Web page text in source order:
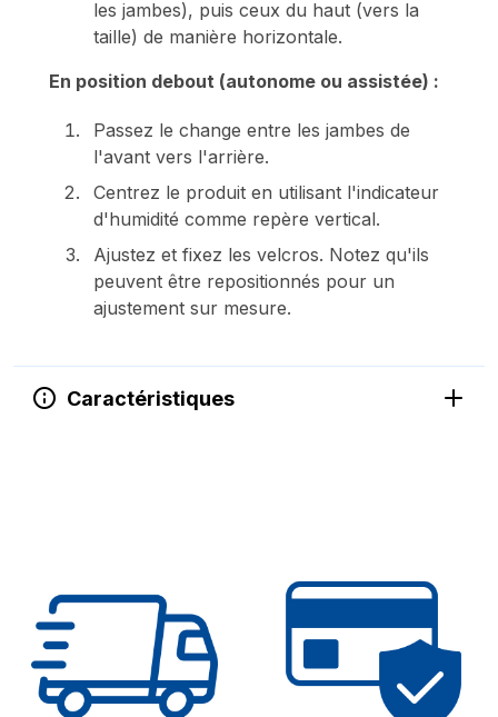
les jambes), puis ceux du haut (vers la
taille) de manière horizontale.
En position debout (autonome ou assistée) :
Passez le change entre les jambes de
l'avant vers l'arrière.
Centrez le produit en utilisant l'indicateur
d'humidité comme repère vertical.
Ajustez et fixez les velcros. Notez qu'ils
peuvent être repositionnés pour un
ajustement sur mesure.
Caractéristiques